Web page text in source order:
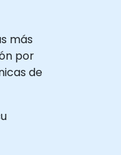
más
por
de